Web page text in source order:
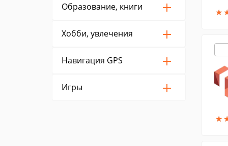
Образование, книги
Хобби, увлечения
Навигация GPS
Игры
★
★
★
★